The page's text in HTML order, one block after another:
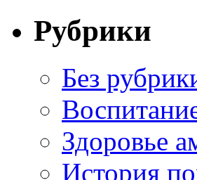
Рубрики
Без
Здоровье
История